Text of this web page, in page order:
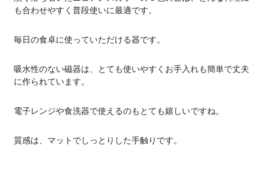
も合わせやすく普段使いに最適です。
毎日の食卓に使っていただける器です。
吸水性のない磁器は、とても使いやすくお手入れも簡単で丈夫
に作られています。
電子レンジや食洗器で使えるのもとても嬉しいですね。
質感は、マットでしっとりした手触りです。